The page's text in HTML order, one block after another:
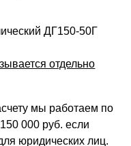
ДГ150-50Г
отдельно
мы работаем по
000 руб. если
юридических лиц.